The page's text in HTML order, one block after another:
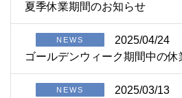
夏季休業期間のお知らせ
NEWS
2025/04/24
ゴールデンウィーク期間中の
NEWS
2025/03/13